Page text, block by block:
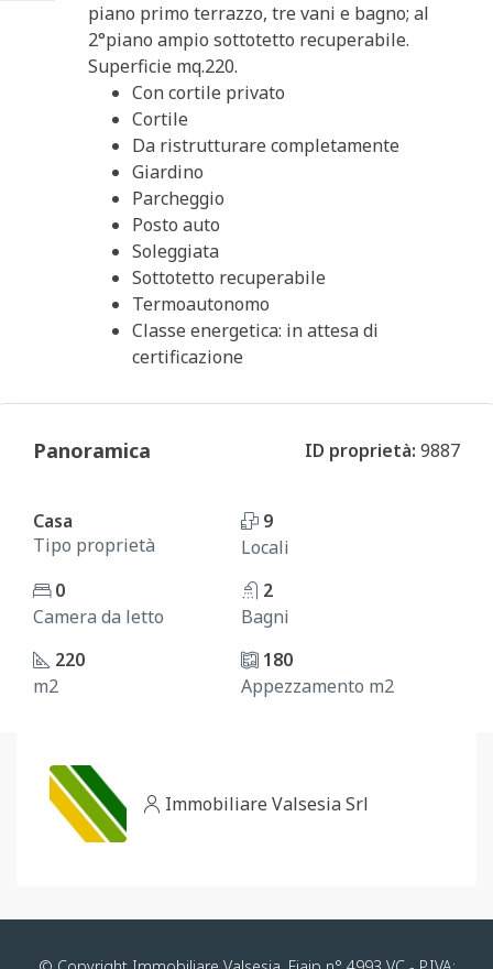
piano primo terrazzo, tre vani e bagno; al
2°piano ampio sottotetto recuperabile.
Superficie mq.220.
Con cortile privato
Cortile
Da ristrutturare completamente
Giardino
Parcheggio
Posto auto
Soleggiata
Sottotetto recuperabile
Termoautonomo
Classe energetica: in attesa di
certificazione
Panoramica ID proprietà: 9887
Casa
Tipo proprietà
9
Locali
0
Camera da letto
2
Bagni
220
m2
180
Appezzamento m2
Immobiliare Valsesia Srl